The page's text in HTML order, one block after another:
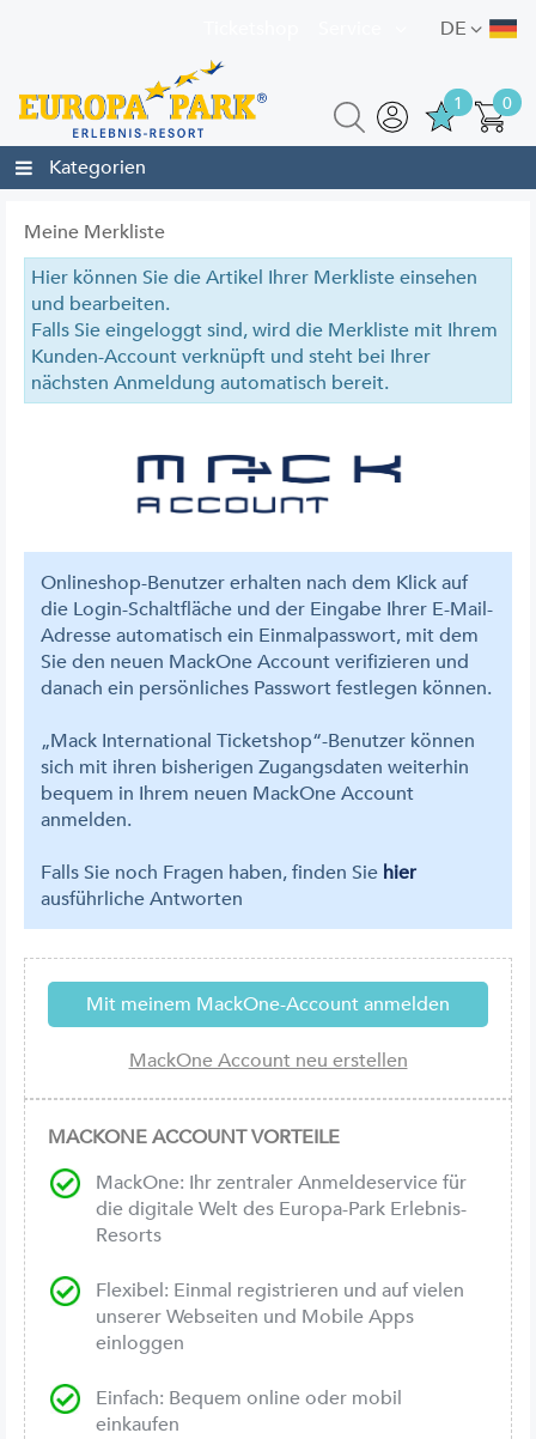
DE
0
1
Kategorien
Meine Merkliste
Hier können Sie die Artikel Ihrer Merkliste einsehen
und bearbeiten.
Falls Sie eingeloggt sind, wird die Merkliste mit Ihrem
Kunden-Account verknüpft und steht bei Ihrer
nächsten Anmeldung automatisch bereit.
Onlineshop-Benutzer erhalten nach dem Klick auf
die Login-Schaltfläche und der Eingabe Ihrer E-Mail-
Adresse automatisch ein Einmalpasswort, mit dem
Sie den neuen MackOne Account verifizieren und
danach ein persönliches Passwort festlegen können.
„Mack International Ticketshop“-Benutzer können
sich mit ihren bisherigen Zugangsdaten weiterhin
bequem in Ihrem neuen MackOne Account
anmelden.
Falls Sie noch Fragen haben, finden Sie hier
ausführliche Antworten
MACKONE ACCOUNT VORTEILE
MackOne: Ihr zentraler Anmeldeservice für
die digitale Welt des Europa-Park Erlebnis-
Resorts
Flexibel: Einmal registrieren und auf vielen
unserer Webseiten und Mobile Apps
einloggen
Einfach: Bequem online oder mobil
einkaufen